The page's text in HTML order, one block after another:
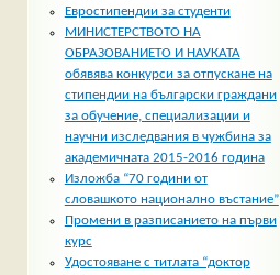
Евростипендии за студенти
МИНИСТЕРСТВОТО НА
ОБРАЗОВАНИЕТО И НАУКАТА
обявява конкурси за отпускане на
стипендии на български граждани
за обучение, специализации и
научни изследвания в чужбина за
академичната 2015-2016 година
Изложба “70 години от
словашкото национално въстание”
Промени в разписанието на първи
курс
Удостояване с титлата “доктор